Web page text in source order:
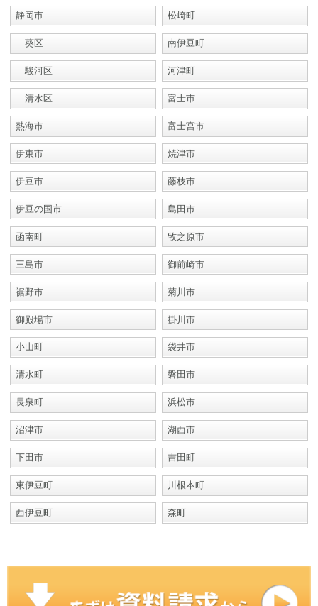
静岡市
葵区
駿河区
清水区
熱海市
伊東市
伊豆市
伊豆の国市
函南町
三島市
裾野市
御殿場市
小山町
清水町
長泉町
沼津市
下田市
東伊豆町
西伊豆町
松崎町
南伊豆町
河津町
富士市
富士宮市
焼津市
藤枝市
島田市
牧之原市
御前崎市
菊川市
掛川市
袋井市
磐田市
浜松市
湖西市
吉田町
川根本町
森町